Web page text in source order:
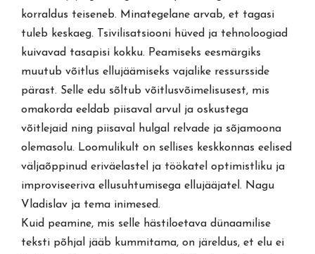
korraldus teiseneb. Minategelane arvab, et tagasi
tuleb keskaeg. Tsivilisatsiooni hüved ja tehnoloogiad
kuivavad tasapisi kokku. Peamiseks eesmärgiks
muutub võitlus ellujäämiseks vajalike ressursside
pärast. Selle edu sõltub võitlusvõimelisusest, mis
omakorda eeldab piisaval arvul ja oskustega
võitlejaid ning piisaval hulgal relvade ja sõjamoona
olemasolu. Loomulikult on sellises keskkonnas eelised
väljaõppinud eriväelastel ja töökatel optimistliku ja
improviseeriva ellusuhtumisega ellujääjatel. Nagu
Vladislav ja tema inimesed.
Kuid peamine, mis selle hästiloetava dünaamilise
teksti põhjal jääb kummitama, on järeldus, et elu ei